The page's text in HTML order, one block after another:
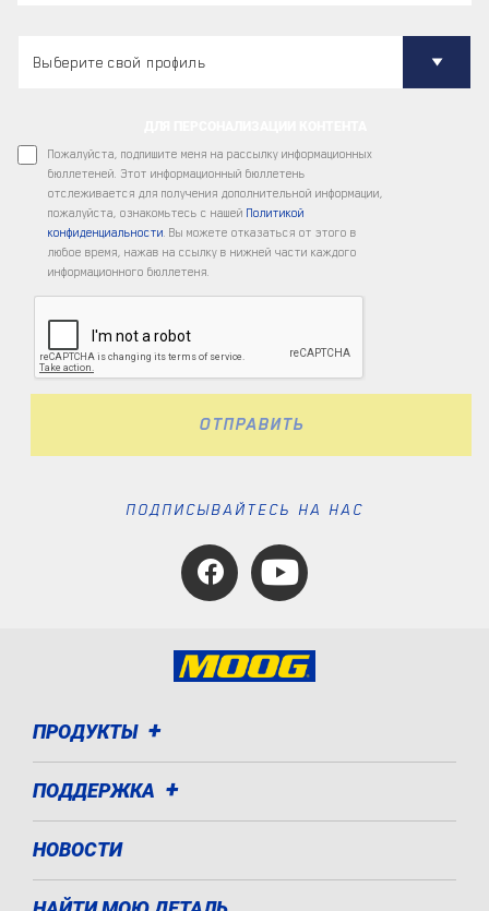
Пожалуйста, подпишите меня на рассылку информационных
бюллетеней. Этот информационный бюллетень
отслеживается для получения дополнительной информации,
пожалуйста, ознакомьтесь с нашей Политикой
конфиденциальности. Вы можете отказаться от этого в
любое время, нажав на ссылку в нижней части каждого
информационного бюллетеня.
ОТПРАВИТЬ
ПОДПИСЫВАЙТЕСЬ НА НАС
ПРОДУКТЫ
ПОДДЕРЖКА
НОВОСТИ